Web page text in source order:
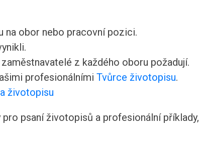
na obor nebo pracovní pozici.
z každého oboru požadují.
profesionálnímiTvůrce životopisu.
životopisu
psaní životopisů a profesionální příklady,